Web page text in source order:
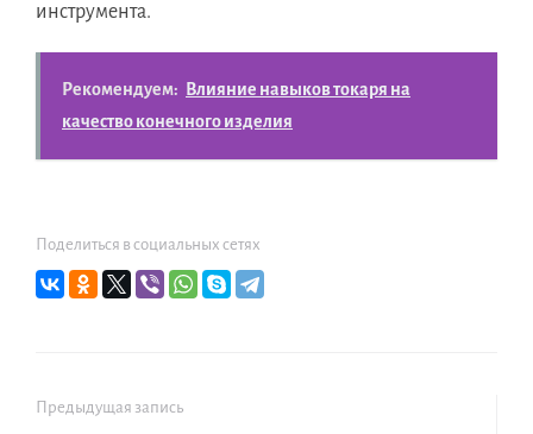
инструмента.
Рекомендуем:
Влияние навыков токаря на
качество конечного изделия
Поделиться в социальных сетях
Предыдущая запись